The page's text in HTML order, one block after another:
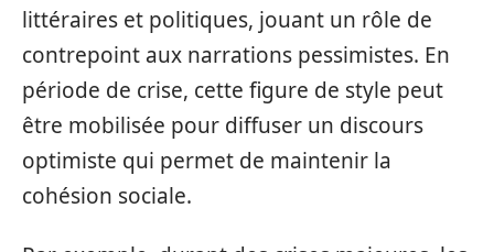
littéraires et politiques, jouant un rôle de
contrepoint aux narrations pessimistes. En
période de crise, cette figure de style peut
être mobilisée pour diffuser un discours
optimiste qui permet de maintenir la
cohésion sociale.